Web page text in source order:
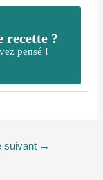
recette ?
pensé !
suivant →